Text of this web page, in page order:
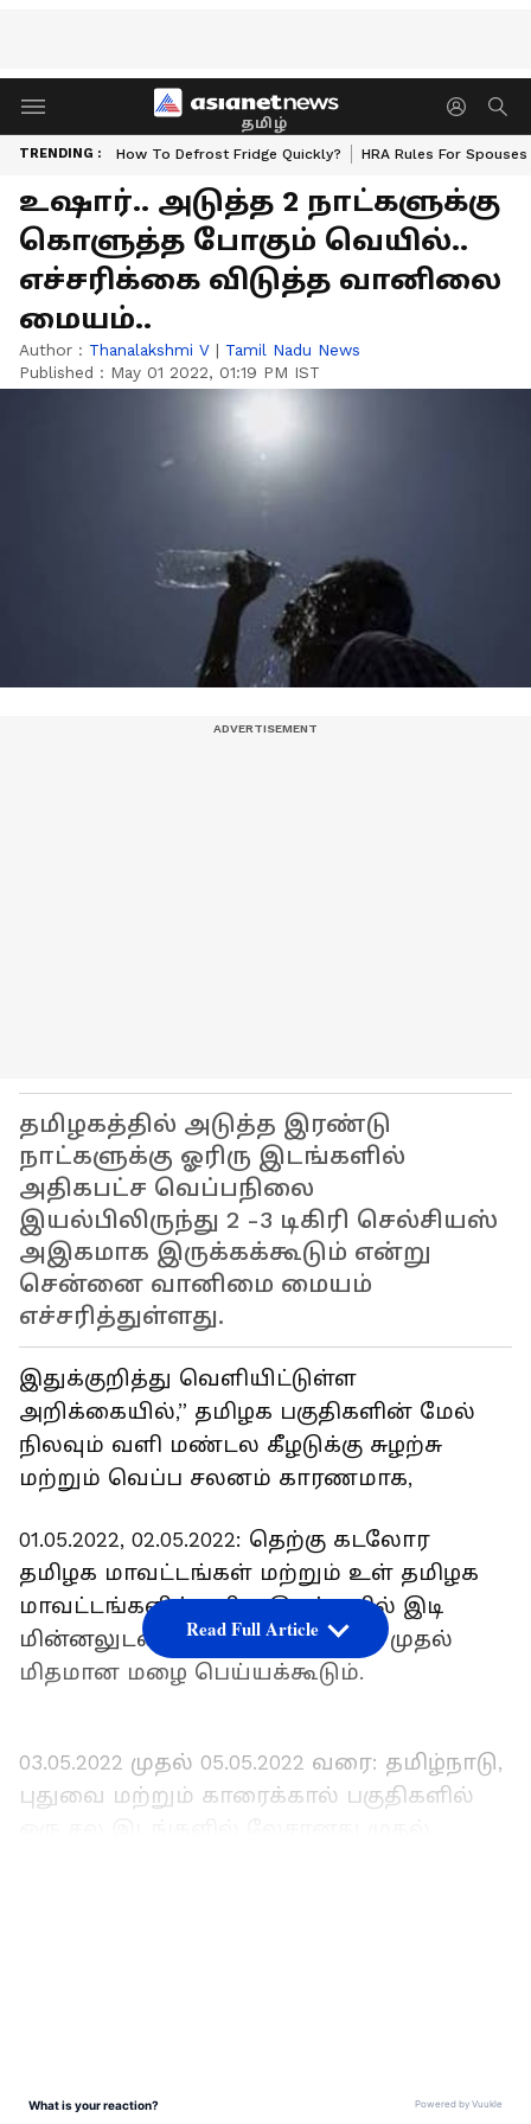
தமிழ்
TRENDING : How To Defrost Fridge Quickly? HRA Rules For Spouses
உஷார்.. அடுத்த 2 நாட்களுக்கு
கொளுத்த போகும் வெயில்..
எச்சரிக்கை விடுத்த வானிலை
மையம்..
Author : Thanalakshmi V | Tamil Nadu News
Published : May 01 2022, 01:19 PM IST
தமிழகத்தில்‌ அடுத்த இரண்டு
நாட்களுக்கு ஓரிரு இடங்களில்‌
அதிகபட்ச வெப்பநிலை
இயல்பிலிருந்து 2 -3 டிகிரி செல்‌சியஸ்‌
அஇகமாக இருக்கக்கூடும் என்று
சென்னை வானிமை மையம்
எச்சரித்துள்ளது.
இதுக்குறித்து வெளியிட்டுள்ள
அறிக்கையில்,” தமிழக பகுதிகளின்‌ மேல்‌
நிலவும்‌ வளி மண்டல கீழடுக்கு சுழற்சு
மற்றும்‌ வெப்ப சலனம்‌ காரணமாக,
01.05.2022, 02.05.2022: தெற்கு கடலோர
தமிழக மாவட்டங்கள்‌ மற்றும்‌ உள்‌ தமிழக
மாவட்டங்களில்‌ ஓரிரு இடங்களில்‌ இடி
மின்னலுடன்‌ கூடிய லேசானதுன் முதல்
மிதமான மழை பெய்யக்கூடும்‌.
03.05.2022 முதல்‌ 05.05.2022 வரை: தமிழ்நாடு,
புதுவை மற்றும்‌ காரைக்கால்‌ பகுதிகளில்‌
Read Full Article